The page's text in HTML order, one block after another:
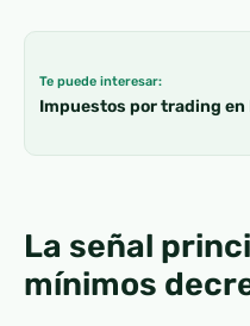
Te puede interesar:
Impuestos por trading en
La señal
mínimos